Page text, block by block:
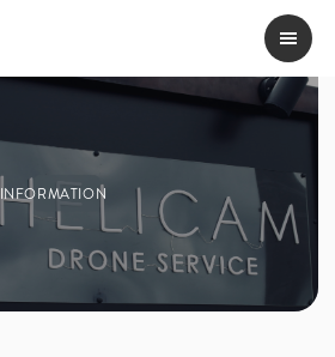
INFORMATION